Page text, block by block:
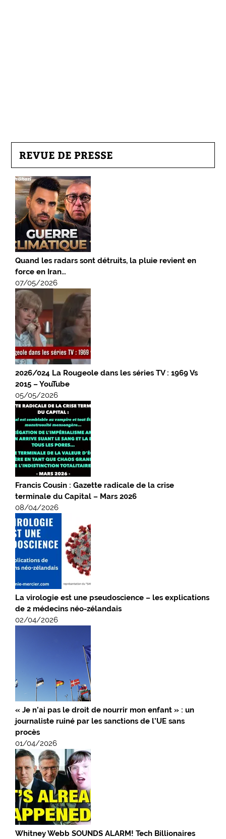
REVUE DE PRESSE
Quand les radars sont détruits, la pluie revient en
force en Iran…
07/05/2026
2026/024 La Rougeole dans les séries TV : 1969 Vs
2015 – YouTube
05/05/2026
Francis Cousin : Gazette radicale de la crise
terminale du Capital – Mars 2026
08/04/2026
La virologie est une pseudoscience – les explications
de 2 médecins néo-zélandais
02/04/2026
« Je n’ai pas le droit de nourrir mon enfant » : un
journaliste ruiné par les sanctions de l’UE sans
procès
01/04/2026
Whitney Webb SOUNDS ALARM! Tech Billionaires